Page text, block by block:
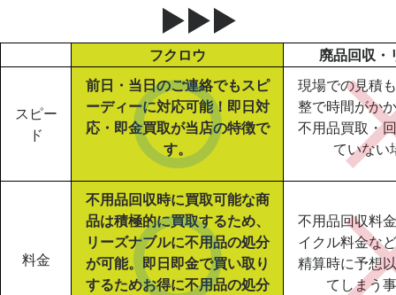
▶▶▶
フクロウ 廃品回収・
スピー
ド
前日・当日のご連絡でもスピ
ーディーに対応可能！即日対
応・即金買取が当店の特徴で
す。
現場での見積
整で時間がか
不用品買取・
ていない
料金
不用品回収時に買取可能な商
品は積極的に買取するため、
リーズナブルに不用品の処分
が可能。即日即金で買い取り
するためお得に不用品の処分
不用品回収料
イクル料金な
精算時に予想
てしまう